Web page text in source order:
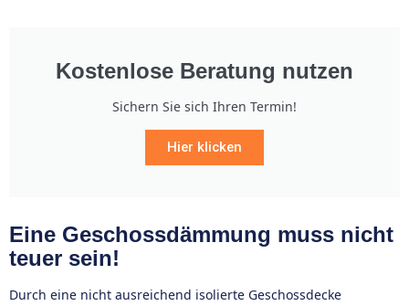
Kostenlose Beratung nutzen
Sichern Sie sich Ihren Termin!
Hier klicken
Eine Geschossdämmung muss nicht
teuer sein!
Durch eine nicht ausreichend isolierte Geschossdecke